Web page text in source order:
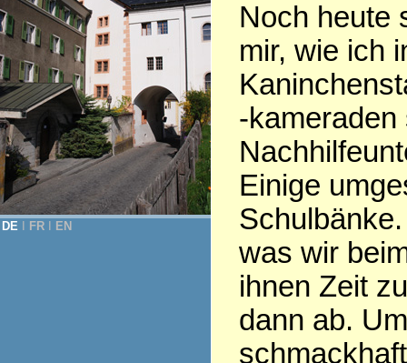
DE FR EN
Noch heute
mir, wie ich
-
Einige
was wir
ihnen Zeit
dann ab.